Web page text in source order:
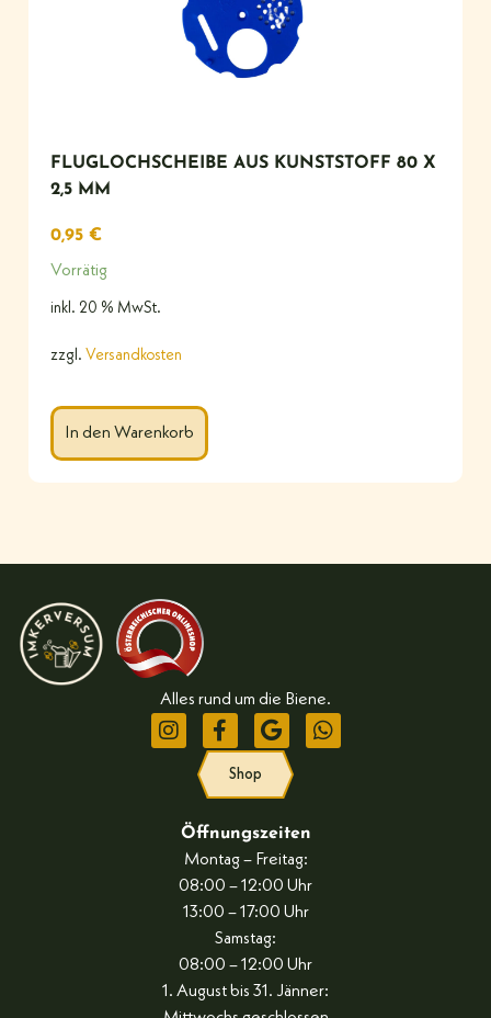
FLUGLOCHSCHEIBE AUS KUNSTSTOFF 80 X
2,5 MM
0,95 €
Vorrätig
inkl. 20 % MwSt.
zzgl. Versandkosten
In den Warenkorb
Alles rund um die Biene.
Shop
Öffnungszeiten
Montag – Freitag:
08:00 – 12:00 Uhr
13:00 – 17:00 Uhr
Samstag:
08:00 – 12:00 Uhr
1. August bis 31. Jänner: